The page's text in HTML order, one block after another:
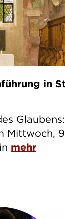
in
Glaubens:
Mittwoch,
mehr